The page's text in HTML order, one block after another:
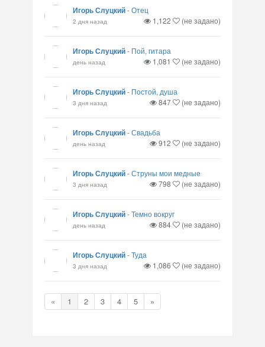
Игорь Слуцкий-Отец
2 дня назад 1,122 (не задано)
Игорь Слуцкий- Пой, гитара
день назад 1,081 (не задано)
Игорь Слуцкий- Постой, душа
3 дня назад 847 (не задано)
Игорь Слуцкий-Свадьба
день назад 912 (не задано)
Игорь Слуцкий-Струны мои медные
3 дня назад 798 (не задано)
Игорь Слуцкий-Темно вокруг
день назад 884 (не задано)
Игорь Слуцкий-Туда
3 дня назад 1,086 (не задано)
« 1 2 3 4 5 »